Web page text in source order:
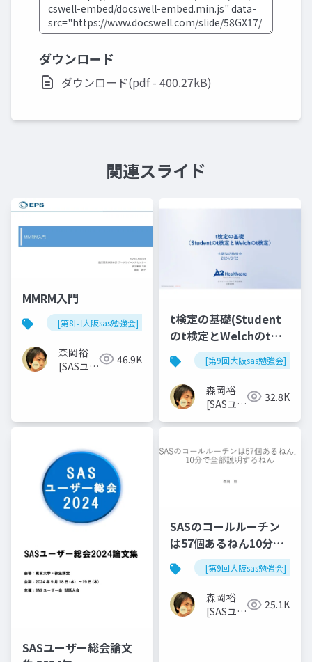
ダウンロード
ダウンロード(pdf - 400.27kB)
関連スライド
MMRM入門
[第8回大阪sas勉強会]
森岡裕
[SASユー
46.9K
t検定の基礎(Student
のt検定とWelchのt検
定)
[第9回大阪sas勉強会]
森岡裕
[SASユー
世話人]
32.8K
SASユーザー総会論文
SASのコールルーチン
は57個あるねん10分で
全部説明するねん
[第9回大阪sas勉強会]
森岡裕
[SASユー
25.1K